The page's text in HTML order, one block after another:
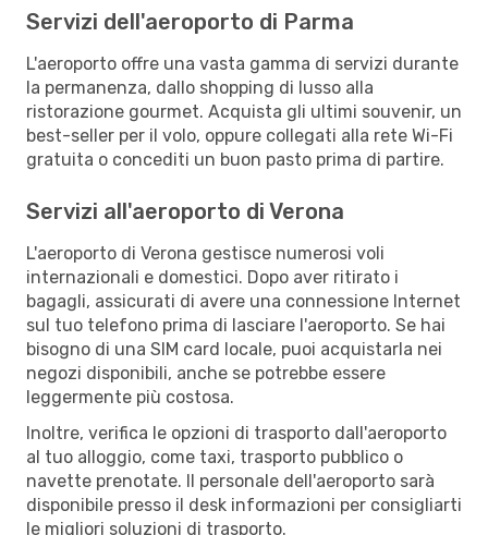
Servizi dell'aeroporto di Parma
L'aeroporto offre una vasta gamma di servizi durante
la permanenza, dallo shopping di lusso alla
ristorazione gourmet. Acquista gli ultimi souvenir, un
best-seller per il volo, oppure collegati alla rete Wi-Fi
gratuita o concediti un buon pasto prima di partire.
Servizi all'aeroporto di Verona
L'aeroporto di Verona gestisce numerosi voli
internazionali e domestici. Dopo aver ritirato i
bagagli, assicurati di avere una connessione Internet
sul tuo telefono prima di lasciare l'aeroporto. Se hai
bisogno di una SIM card locale, puoi acquistarla nei
negozi disponibili, anche se potrebbe essere
leggermente più costosa.
Inoltre, verifica le opzioni di trasporto dall'aeroporto
al tuo alloggio, come taxi, trasporto pubblico o
navette prenotate. Il personale dell'aeroporto sarà
disponibile presso il desk informazioni per consigliarti
le migliori soluzioni di trasporto.